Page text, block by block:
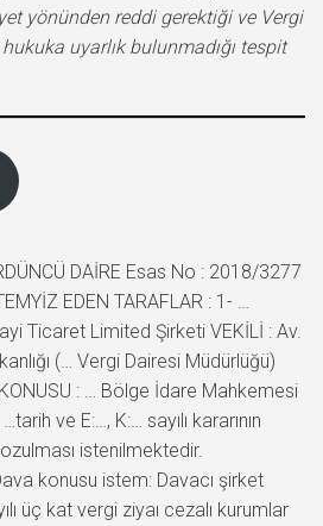
yönünden reddi gerektiği ve Vergi
uyarlık bulunmadığı tespit
DAİRE Esas No : 2018/3277
EDEN TARAFLAR : 1- …
Ticaret Limited Şirketi VEKİLİ : Av.
(… Vergi Dairesi Müdürlüğü)
: … Bölge İdare Mahkemesi
ve E:…, K:… sayılı kararının
istenilmektedir.
konusu istem: Davacı şirket
üç kat vergi ziyaı cezalı kurumlar